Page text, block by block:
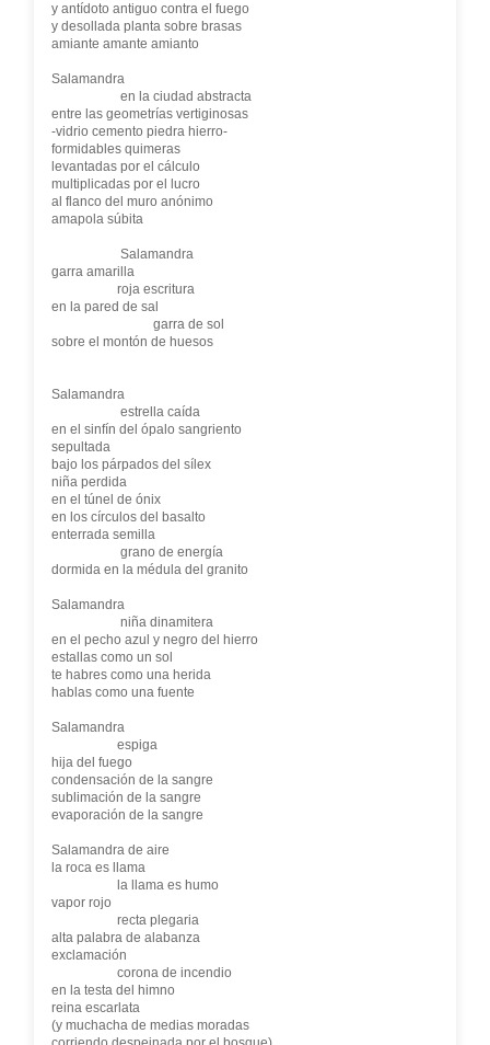
y antídoto antiguo contra el fuego
y desollada planta sobre brasas
amiante amante amianto
Salamandra
en la ciudad abstracta
entre las geometrías vertiginosas
-vidrio cemento piedra hierro-
formidables quimeras
levantadas por el cálculo
multiplicadas por el lucro
al flanco del muro anónimo
amapola súbita
Salamandra
garra amarilla
roja escritura
en la pared de sal
garra de sol
sobre el montón de huesos
Salamandra
estrella caída
en el sinfín del ópalo sangriento
sepultada
bajo los párpados del sílex
niña perdida
en el túnel de ónix
en los círculos del basalto
enterrada semilla
grano de energía
dormida en la médula del granito
Salamandra
niña dinamitera
en el pecho azul y negro del hierro
estallas como un sol
te habres como una herida
hablas como una fuente
Salamandra
espiga
hija del fuego
condensación de la sangre
sublimación de la sangre
evaporación de la sangre
Salamandra de aire
la roca es llama
la llama es humo
vapor rojo
recta plegaria
alta palabra de alabanza
exclamación
corona de incendio
en la testa del himno
reina escarlata
(y muchacha de medias moradas